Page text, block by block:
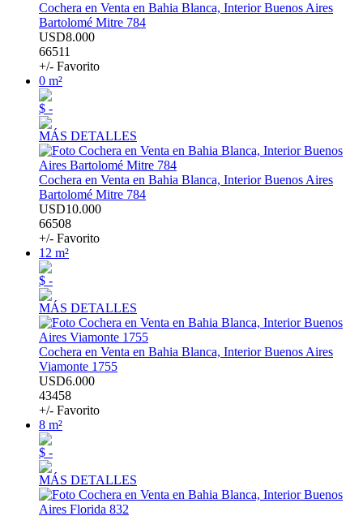
Cochera en Venta en Bahia Blanca, Interior Buenos Aires
Bartolomé Mitre 784
USD8.000
66511
+/- Favorito
0 m²
$ -
MÁS DETALLES
Cochera en Venta en Bahia Blanca, Interior Buenos Aires
Bartolomé Mitre 784
USD10.000
66508
+/- Favorito
12 m²
$ -
MÁS DETALLES
Cochera en Venta en Bahia Blanca, Interior Buenos Aires
Viamonte 1755
USD6.000
43458
+/- Favorito
8 m²
$ -
MÁS DETALLES